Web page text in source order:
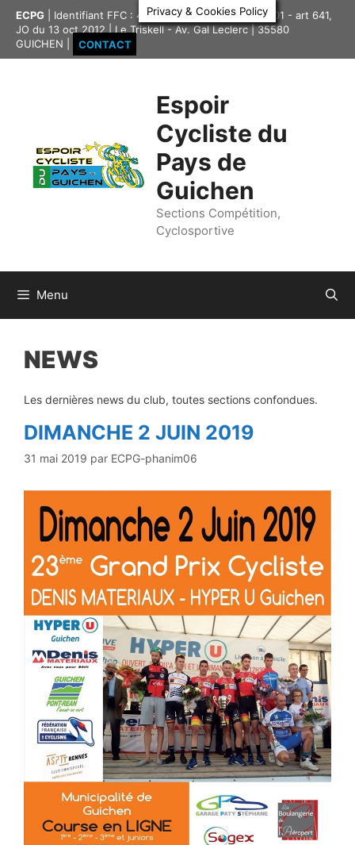
contenu
ECPG | Identifiant FFC : 4335417 | Association loi 1901 - art 641,
JO du 13 oct 2012 | Le Triskell - Av. Gal Leclerc | 35580
GUICHEN |
CONTACT
Espoir
Cycliste du
Pays de
Guichen
Sections Compétition,
Cyclosportive
Menu
NEWS
Les dernières news du club, toutes sections confondues.
DIMANCHE 2 JUIN 2019
31 mai 2019 par ECPG-phanim06
Privacy & Cookies Policy